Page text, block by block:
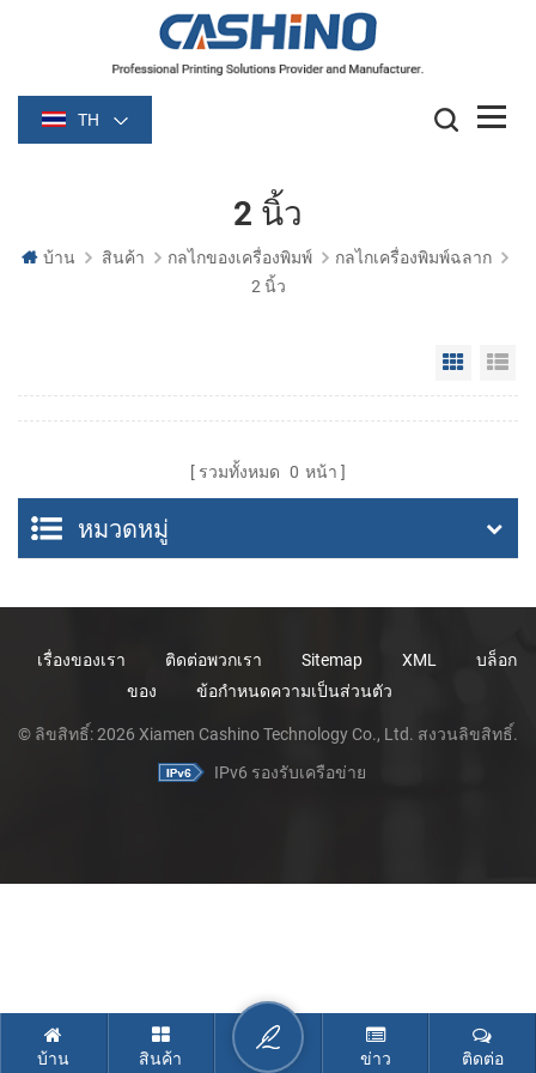
TH
2 นิ้ว
บ้าน สินค้า กลไกของเครื่องพิมพ์
กลไกเครื่องพิมพ์ฉลาก
2 นิ้ว
Grid
รวมทั้งหมด 0 หน้า
หมวดหมู่
เรื่องของเรา ติดต่อพวกเรา Sitemap XML
บล็อก
ของ
ข้อกำหนดความเป็นส่วนตัว
© ลิขสิทธิ์: 2026 Xiamen Cashino Technology Co., Ltd. สงวนลิขสิทธิ์.
IPv6 รองรับเครือข่าย
บ้าน สินค้า ข่าว ติดต่อ